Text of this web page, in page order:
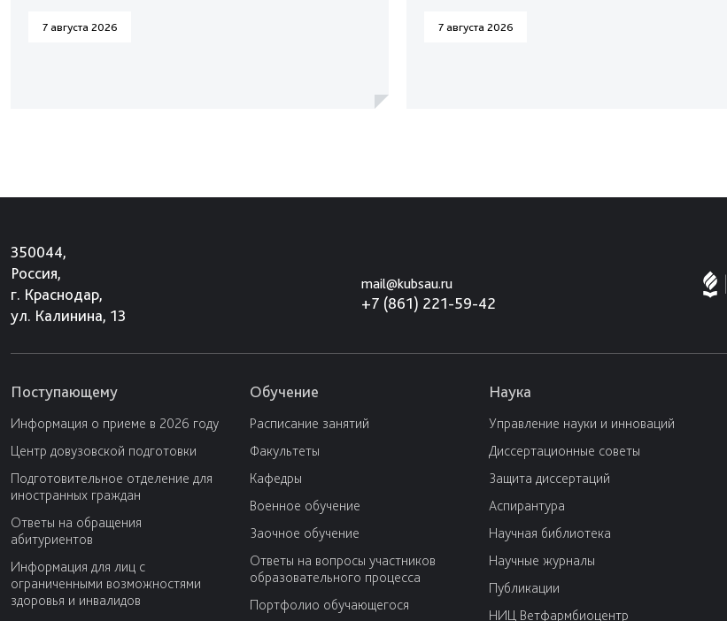
7 августа 2026 7 августа 2026
350044,
Россия,
г. Краснодар,
ул. Калинина, 13
mail@kubsau.ru
+7 (861) 221-59-42
Поступающему
Информация о приеме в 2026 году
Центр довузовской подготовки
Подготовительное отделение для
иностранных граждан
Ответы на обращения
абитуриентов
Информация для лиц с
ограниченными возможностями
здоровья и инвалидов
Обучение
Расписание занятий
Факультеты
Кафедры
Военное обучение
Заочное обучение
Ответы на вопросы участников
образовательного процесса
Портфолио обучающегося
Наука
Управление науки и инноваций
Диссертационные советы
Защита диссертаций
Аспирантура
Научная библиотека
Научные журналы
Публикации
НИЦ Ветфармбиоцентр